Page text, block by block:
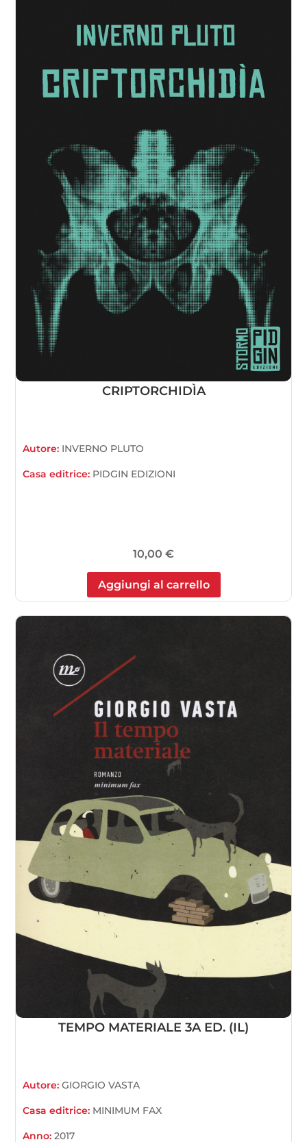
CRIPTORCHIDÌA
Autore: INVERNO PLUTO
Casa editrice: PIDGIN EDIZIONI
10,00 €
Aggiungi al carrello
TEMPO MATERIALE 3A ED. (IL)
Autore:GIORGIO VASTA
Casa editrice: MINIMUM FAX
Anno:2017